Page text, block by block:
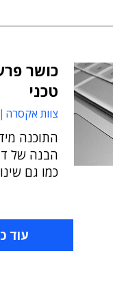
כושר
טכני
צוות אקסרה
התוכנה
הבנה של
כמו גם
עוד